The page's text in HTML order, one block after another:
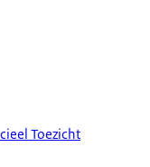
Toezicht